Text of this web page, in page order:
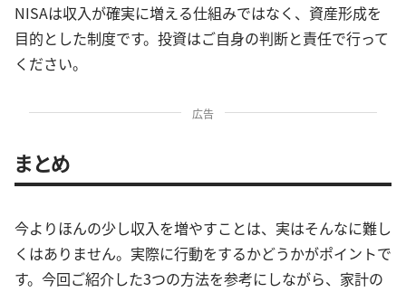
NISAは収入が確実に増える仕組みではなく、資産形成を
目的とした制度です。投資はご自身の判断と責任で行って
ください。
広告
まとめ
今よりほんの少し収入を増やすことは、実はそんなに難し
くはありません。実際に行動をするかどうかがポイントで
す。今回ご紹介した3つの方法を参考にしながら、家計の